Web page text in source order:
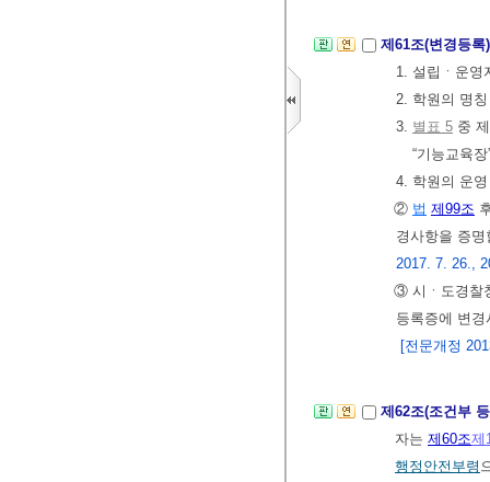
제61조(변경등
1. 설립ㆍ운영
2. 학원의 명
3. 별표 5 중
“기능교육
4. 학원의 운
② 법 제99조
경사항을 증
2017. 7. 26.,
③ 시ㆍ도경찰
등록증에 변
[전문개정
제62조(조건부
자는 제60조제
행정안전부령